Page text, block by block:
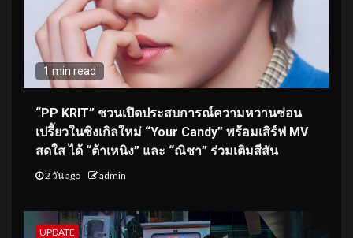
1 min read
“PP KRIT” ชวนเปิดประสบการณ์ความหวานซ่อน
เปรี้ยวในซิงเกิลใหม่ “Your Candy” พร้อมเสิร์ฟ MV
สดใส ได้ “ต้าเหนิง” และ “ณิชา” ร่วมเติมสีสัน
2 วัน ago admin
UPDATE